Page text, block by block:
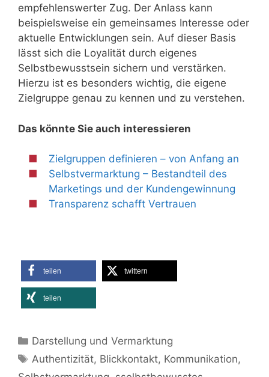
empfehlenswerter Zug. Der Anlass kann
beispielsweise ein gemeinsames Interesse oder
aktuelle Entwicklungen sein. Auf dieser Basis
lässt sich die Loyalität durch eigenes
Selbstbewusstsein sichern und verstärken.
Hierzu ist es besonders wichtig, die eigene
Zielgruppe genau zu kennen und zu verstehen.
Das könnte Sie auch interessieren
Zielgruppen definieren – von Anfang an
Selbstvermarktung – Bestandteil des
Marketings und der Kundengewinnung
Transparenz schafft Vertrauen
teilen twittern
teilen
Kategorien
Darstellung und Vermarktung
Schlagwörter
Authentizität, Blickkontakt, Kommunikation,